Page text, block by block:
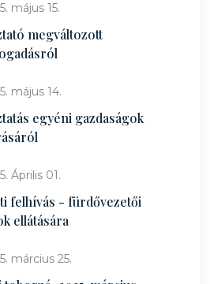
május 15.
megváltozott
május 14.
egyéni gazdaságok
Április 01.
felhívás - fürdővezetői
ellátására
március 25.